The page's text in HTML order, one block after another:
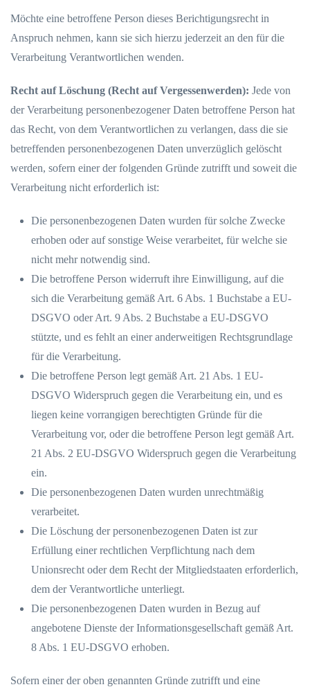
Möchte eine betroffene Person dieses Berichtigungsrecht in
Anspruch nehmen, kann sie sich hierzu jederzeit an den für die
Verarbeitung Verantwortlichen wenden.
Recht auf Löschung (Recht auf Vergessenwerden): Jede von
der Verarbeitung personenbezogener Daten betroffene Person hat
das Recht, von dem Verantwortlichen zu verlangen, dass die sie
betreffenden personenbezogenen Daten unverzüglich gelöscht
werden, sofern einer der folgenden Gründe zutrifft und soweit die
Verarbeitung nicht erforderlich ist:
Die personenbezogenen Daten wurden für solche Zwecke
erhoben oder auf sonstige Weise verarbeitet, für welche sie
nicht mehr notwendig sind.
Die betroffene Person widerruft ihre Einwilligung, auf die
sich die Verarbeitung gemäß Art. 6 Abs. 1 Buchstabe a EU-
DSGVO oder Art. 9 Abs. 2 Buchstabe a EU-DSGVO
stützte, und es fehlt an einer anderweitigen Rechtsgrundlage
für die Verarbeitung.
Die betroffene Person legt gemäß Art. 21 Abs. 1 EU-
DSGVO Widerspruch gegen die Verarbeitung ein, und es
liegen keine vorrangigen berechtigten Gründe für die
Verarbeitung vor, oder die betroffene Person legt gemäß Art.
21 Abs. 2 EU-DSGVO Widerspruch gegen die Verarbeitung
ein.
Die personenbezogenen Daten wurden unrechtmäßig
verarbeitet.
Die Löschung der personenbezogenen Daten ist zur
Erfüllung einer rechtlichen Verpflichtung nach dem
Unionsrecht oder dem Recht der Mitgliedstaaten erforderlich,
dem der Verantwortliche unterliegt.
Die personenbezogenen Daten wurden in Bezug auf
angebotene Dienste der Informationsgesellschaft gemäß Art.
8 Abs. 1 EU-DSGVO erhoben.
Sofern einer der oben genannten Gründe zutrifft und eine